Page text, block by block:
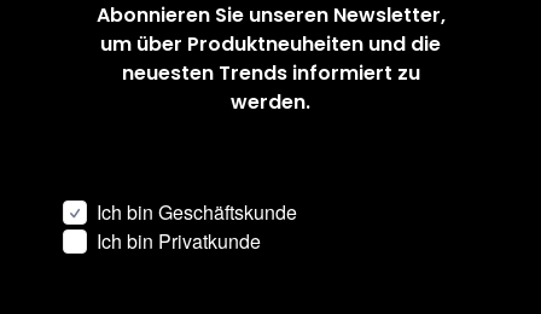
Abonnieren Sie unseren Newsletter,
um über Produktneuheiten und die
neuesten Trends informiert zu
werden.
Ich bin Geschäftskunde
Ich bin Privatkunde